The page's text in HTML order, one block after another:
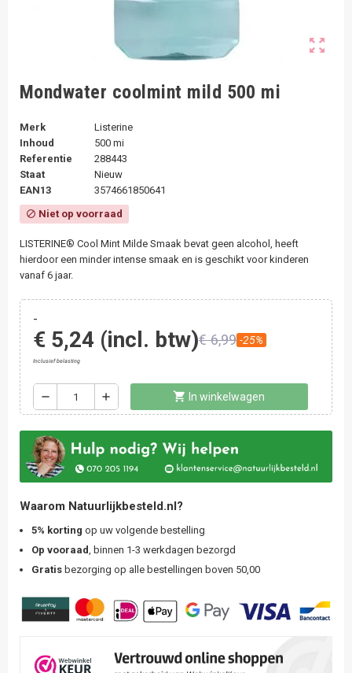
zoom_out_map
Mondwater coolmint mild 500 mi
Merk
Listerine
Inhoud
500 mi
Referentie
288443
Staat
Nieuw
EAN13
3574661850641
block Niet op voorraad
LISTERINE® Cool Mint Milde Smaak bevat geen alcohol, heeft
hierdoor een minder intense smaak en is geschikt voor kinderen
vanaf 6 jaar.
-
€ 5,24 (incl. btw)€ 6,99 -25%
Inclusief belasting
remove add shopping_cart In winkelwagen
Waarom Natuurlijkbesteld.nl?
5% korting op uw volgende bestelling
Op vooraad, binnen 1-3 werkdagen bezorgd
Gratis bezorging op alle bestellingen boven 50,00